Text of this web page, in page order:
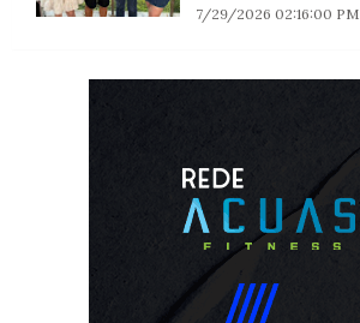
7/29/2026 02:16:00 PM